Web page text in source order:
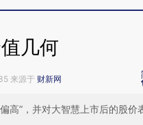
几何
来源于 财新网
高”，并对大智慧上市后的股价